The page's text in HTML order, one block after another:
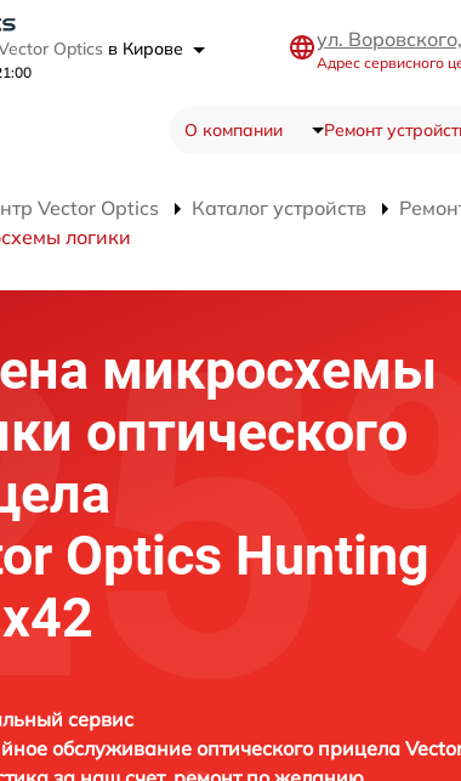
Optics в Кирове ул.
Адрес сервисного
О компании Ремонт
Vector Optics Каталог устройств
логики
микросхемы
оптического
Optics Hunting
сервис
обслуживание оптического прицела